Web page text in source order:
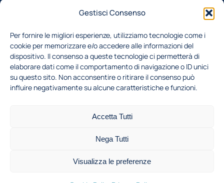
Gestisci Consenso
Per fornire le migliori esperienze, utilizziamo tecnologie come i
cookie per memorizzare e/o accedere alle informazioni del
dispositivo. Il consenso a queste tecnologie ci permetterà di
elaborare dati come il comportamento di navigazione o ID unici
su questo sito. Non acconsentire o ritirare il consenso può
influire negativamente su alcune caratteristiche e funzioni.
Accetta Tutti
Nega Tutti
Visualizza le preferenze
Iscriviti alla newsletter per rimanere aggiornato
Acconsento al trattamento dei miei dati,
secondo la Finalità 1 indicata nell'informativa
privacy
Lambruschini 4a, 20156 Milano - P.I. 04376620151